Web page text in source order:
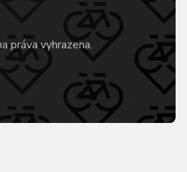
práva vyhrazena.